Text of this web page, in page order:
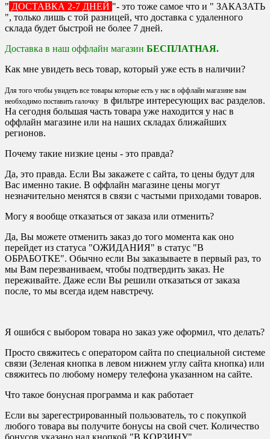
" ДОСТАВКА 2-7 ДНЕЙ "- это тоже самое что и " ЗАКАЗАТЬ
", только лишь с той разницей, что доставка с удаленного
склада будет быстрой не более 7 дней.
Доставка в наш оффлайн магазин БЕСПЛАТНАЯ.
Как мне увидеть весь товар, который уже есть в наличии?
Для того чтобы увидеть все товары которые есть у нас в оффлайн магазине вам
необходимо поставить галочку в фильтре интересующих вас разделов.
На сегодня большая часть товара уже находится у нас в
оффлайн магазине или на наших складах ближайших
регионов.
Почему такие низкие цены - это правда?
Да, это правда. Если Вы закажете с сайта, то цены будут для
Вас именно такие. В оффлайн магазине цены могут
незначительно менятся в связи с частыми приходами товаров.
Могу я вообще отказаться от заказа или отменить?
Да, Вы можете отменить заказ до того момента как оно
перейдет из статуса "ОЖИДАНИЯ" в статус "В
ОБРАБОТКЕ". Обычно если Вы заказываете в первый раз, то
мы Вам перезваниваем, чтобы подтвердить заказ. Не
переживайте. Даже если Вы решили отказаться от заказа
после, то мы всегда идем навстречу.
Я ошибся с выбором товара но заказ уже оформил, что делать?
Просто свяжитесь с оператором сайта по специальной системе
связи (Зеленая кнопка в левом нижнем углу сайта кнопка) или
свяжитесь по любому номеру телефона указанном на сайте.
Что такое бонусная программа и как работает
Если вы зарегестрированный пользователь, то с покупкой
любого товара вы получите бонусы на свой счет. Количество
бонусов указано над кнопкой "В КОРЗИНУ"